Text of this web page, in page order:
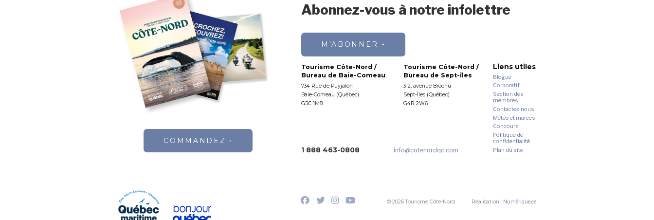
COMMANDEZ
Abonnez-vous à notre infolettre
M'ABONNER
Tourisme Côte-Nord /
Bureau de Baie-Comeau
734 Rue de Puyjalon
Baie-Comeau (Québec)
G5C 1M8
Tourisme Côte-Nord /
Bureau de Sept-îles
312, avenue Brochu
Sept-Îles (Québec)
G4R 2W6
Liens utiles
Blogue
Corporatif
Section des
membres
Contactez-nous
Météo et marées
Concours
Politique de
confidentialité
Plan du site
1 888 463-0808 info@cotenordqc.com
© 2026 Tourisme Côte-Nord. Réalisation : Numérique.ca